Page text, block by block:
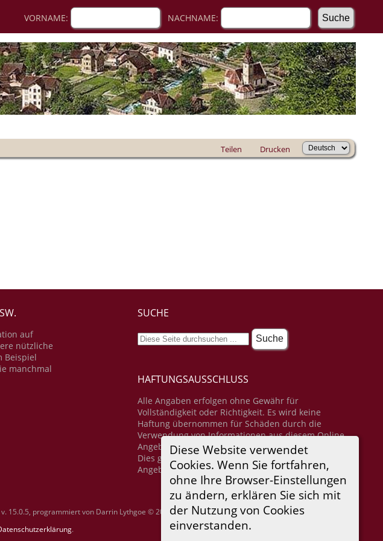
VORNAME: NACHNAME:
Teilen Drucken
Diese Website verwendet
Cookies. Wenn Sie fortfahren,
ohne Ihre Browser-Einstellungen
zu ändern, erklären Sie sich mit
der Nutzung von Cookies
einverstanden.
auf
nützliche
Beispiel
manchmal
SUCHE
HAFTUNGSAUSSCHLUSS
Alle Angaben erfolgen ohne Gewähr für
Vollständigkeit oder Richtigkeit. Es wird keine
Haftung übernommen für Schäden durch die
Verwendung von Informationen aus diesem Online-
Angebot oder durch das Fehlen von Informationen.
Dies gilt auch für Inhalte Dritter, die über dieses
Angebot zugänglich sind.
15.0.5, programmiert von Darrin Lythgoe © 2001-2026.
.